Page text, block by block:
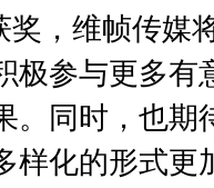
，维帧传媒将
极参与更多有
。同时，也期
样化的形式更